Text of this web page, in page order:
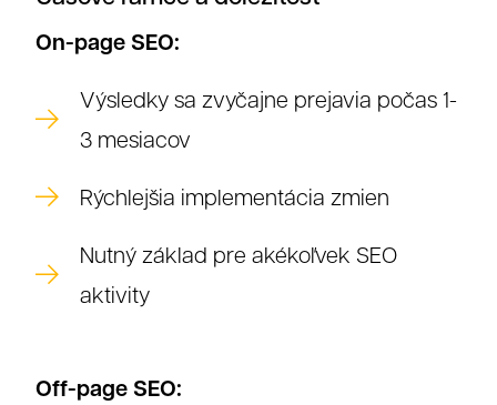
On-page SEO:
Výsledky sa zvyčajne prejavia počas 1-
3 mesiacov
Rýchlejšia implementácia zmien
Nutný základ pre akékoľvek SEO
aktivity
Off-page SEO: